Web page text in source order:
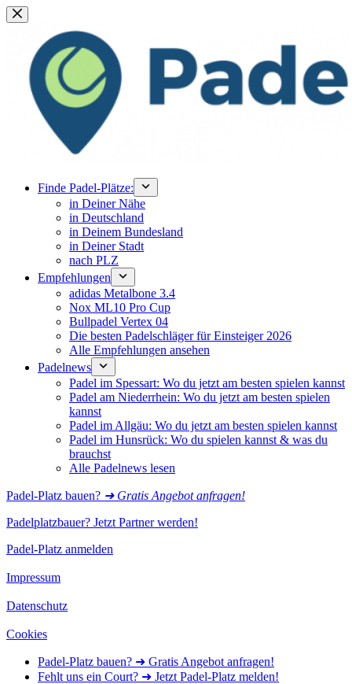
Zum
Inhalt
springen
Finde Padel-Plätze:
in Deiner Nähe
in Deutschland
in Deinem Bundesland
in Deiner Stadt
nach PLZ
Empfehlungen
adidas Metalbone 3.4
Nox ML10 Pro Cup
Bullpadel Vertex 04
Die besten Padelschläger für Einsteiger 2026
Alle Empfehlungen ansehen
Padelnews
Padel im Spessart: Wo du jetzt am besten spielen kannst
Padel am Niederrhein: Wo du jetzt am besten spielen
kannst
Padel im Allgäu: Wo du jetzt am besten spielen kannst
Padel im Hunsrück: Wo du spielen kannst & was du
brauchst
Alle Padelnews lesen
Padel-Platz bauen? ➜ Gratis Angebot anfragen!
Padelplatzbauer? Jetzt Partner werden!
Padel-Platz anmelden
Impressum
Datenschutz
Cookies
Padel-Platz bauen? ➜ Gratis Angebot anfragen!
Fehlt uns ein Court? ➜ Jetzt Padel-Platz melden!